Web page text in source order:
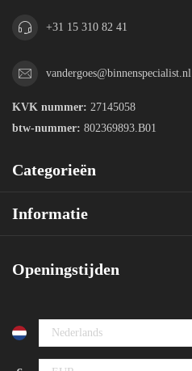
+31 15 310 82 41
vandergoes@binnenspecialist.nl
KVK nummer: 27145058
btw-nummer: 802369893.B01
Categorieën
Informatie
Openingstijden